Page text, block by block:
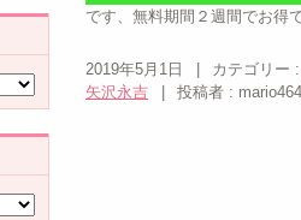
です、無料期間２週間でお得
2019年5月1日 カテゴリー :
矢沢永吉
投稿者 :